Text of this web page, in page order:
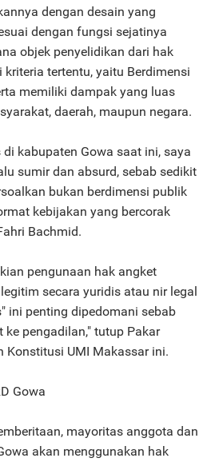
dengan desain yang
dengan fungsi sejatinya
objek penyelidikan dari hak
tertentu, yaitu Berdimensi
memiliki dampak yang luas
daerah, maupun negara.
kabupaten Gowa saat ini, saya
sumir dan absurd, sebab sedikit
bukan berdimensi publik
kebijakan yang bercorak
Bachmid.
pengunaan hak angket
secara yuridis atau nir legal
ini penting dipedomani sebab
pengadilan," tutup Pakar
Konstitusi UMI Makassar ini.
Gowa
mayoritas anggota dan
akan menggunakan hak